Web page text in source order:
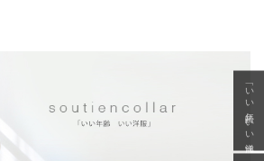
「いい年齢 いい洋服」